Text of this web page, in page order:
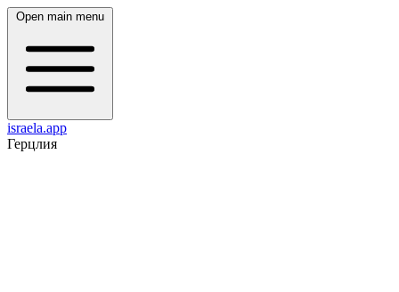
Open main menu
israela.app
Герцлия